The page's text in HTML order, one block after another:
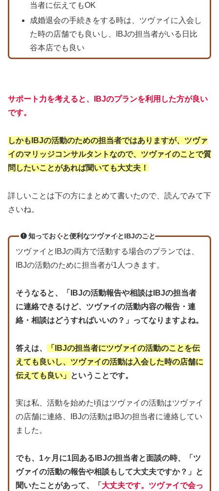
当者に伝えてもOK
成婚退会の手続きをする時は、ツヴァイに入会し
た時の店舗でも良いし、IBJの担当者がいる日比
谷本店でも良い
サポート力を考えると、IBJのプランを利用した方が良い
です。
しかもIBJの活動のための担当者ではありますが、ツヴァ
イのマリッジコンサルタントなので、ツヴァイのことで質
問したいことがあれば聞いても大丈夫！
詳しいことは下の方にまとめて書いたので、読んでみて下
さいね。
知っておくと便利なツヴァイとIBJのこと
ツヴァイとIBJの両方で活動する場合のプランでは、
IBJの活動のために担当者が1人つきます。
そうなると、「IBJの活動報告や相談はIBJの担当者
に連絡できるけど、ツヴァイの活動内容の報告・連
絡・相談はどうすればいいの？」ってなりますよね。
答えは、
「IBJの担当者にツヴァイの活動のことを伝
えても良いし、ツヴァイの活動は入会した時の店舗に
伝えても良い」
ということです。
実は私、活動を始めた頃はツヴァイの活動はツヴァイ
の店舗に連絡、IBJの活動はIBJの担当者に連絡してい
ました。
でも、1ヶ月に1回あるIBJの担当者と面談の時、「ツ
ヴァイの活動の報告や相談もして大丈夫ですか？」と
聞いたことがあって、「 大丈夫です。ツヴァイで会っ